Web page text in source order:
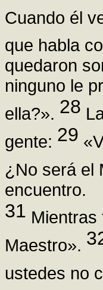
Cuando él
que habla
quedaron
ninguno le
ella?». 28
gente: 29
¿No será el
encuentro.
31
Maestro».
ustedes no